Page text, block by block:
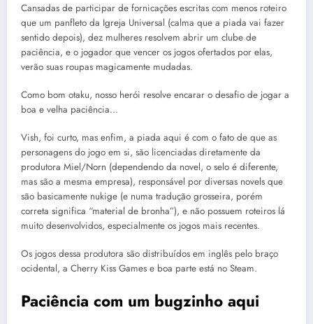
Cansadas de participar de fornicações escritas com menos roteiro
que um panfleto da Igreja Universal (calma que a piada vai fazer
sentido depois), dez mulheres resolvem abrir um clube de
paciência, e o jogador que vencer os jogos ofertados por elas,
verão suas roupas magicamente mudadas.
Como bom otaku, nosso herói resolve encarar o desafio de jogar a
boa e velha paciência…
Vish, foi curto, mas enfim, a piada aqui é com o fato de que as
personagens do jogo em si, são licenciadas diretamente da
produtora Miel/Norn (dependendo da novel, o selo é diferente,
mas são a mesma empresa), responsável por diversas novels que
são basicamente nukige (e numa tradução grosseira, porém
correta significa “material de bronha”), e não possuem roteiros lá
muito desenvolvidos, especialmente os jogos mais recentes.
Os jogos dessa produtora são distribuídos em inglês pelo braço
ocidental, a Cherry Kiss Games e boa parte está no Steam.
Paciência com um bugzinho aqui